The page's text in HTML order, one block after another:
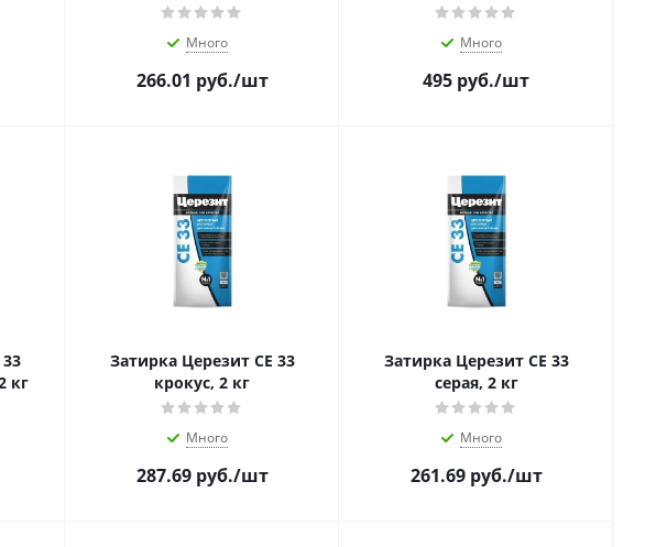
Много
266.01 руб./шт
Много
495 руб./шт
кг
Затирка Церезит CE 33
крокус, 2 кг
Много
287.69руб./шт
Затирка Церезит CE 33
серая, 2 кг
Много
261.69руб./шт